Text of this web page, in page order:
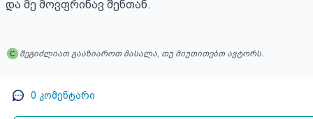
და მე მოვფრინავ შენთან.
შეგიძლიათ გააზიაროთ მასალა, თუ მიუთითებთ ავტორს.
0 კომენტარი